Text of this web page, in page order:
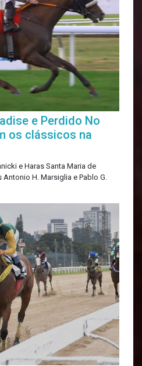
e Perdido No
os clássicos na
e Haras Santa Maria de
H. Marsiglia e Pablo G.